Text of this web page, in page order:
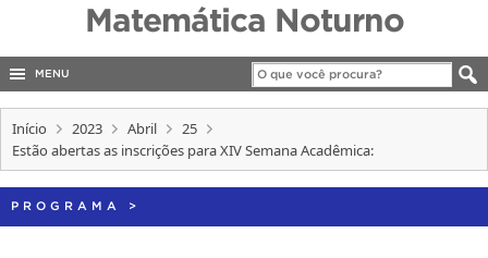
CONCURSOS
OUVIDORIA
Matemática Noturno
MENU
Início 2023 Abril
25
Estão abertas as inscrições para XIV Semana Acadêmica:
PROGRAMA >